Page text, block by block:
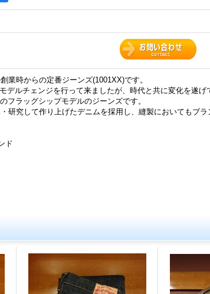
業時からの定番ジーンズ(1001XX)です。
デルチェンジを行って来ましたが、時代と共に変化を遂
フラッグシップモデルのジーンズです。
研究して作り上げたデニムを採用し、縫製においてもブ
ド